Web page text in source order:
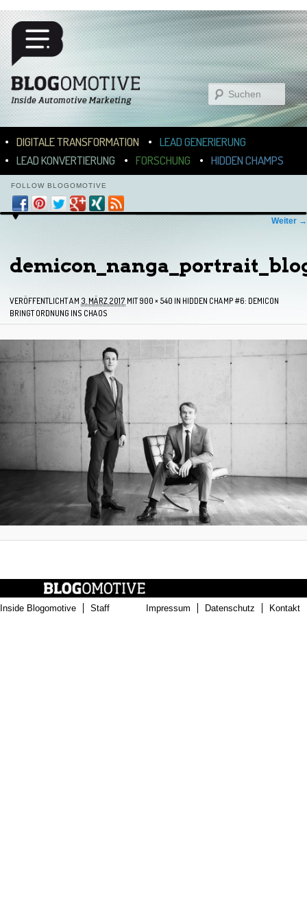
Suchen
ZUM INHALT WECHSELN
ZUM SEKUNDÄREN INHALT WECHSELN
DIGITALE TRANSFORMATION
LEAD GENERIERUNG
LEAD KONVERTIERUNG
FORSCHUNG HIDDEN CHAMPS
FOLLOW BLOGOMOTIVE
Bilder-Navigation Weiter →
VERÖFFENTLICHT AM 3. MÄRZ 2017 MIT900 × 540 IN HIDDEN CHAMP #6: DEMICON
BRINGT ORDNUNG INS CHAOS
Inside Blogomotive Staff Impressum Datenschutz Kontakt